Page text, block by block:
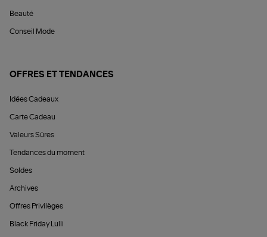
Beauté
Conseil Mode
OFFRES ET TENDANCES
Idées Cadeaux
Carte Cadeau
Valeurs Sûres
Tendances du moment
Soldes
Archives
Offres Privilèges
Black Friday Lulli